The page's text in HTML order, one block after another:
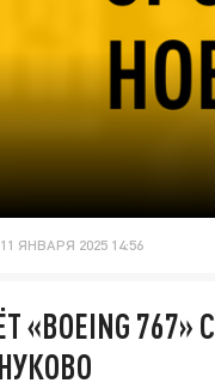
11 ЯНВАРЯ 2025 14:56
«BOEING